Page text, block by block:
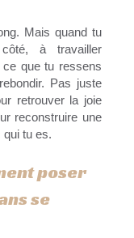
Mais quand tu
à travailler
que tu ressens
Pas juste
retrouver la joie
reconstruire une
qui tu es.
poser
se